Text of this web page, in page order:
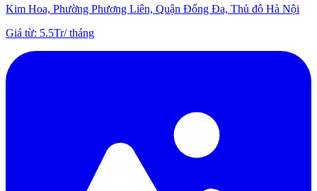
Kim Hoa, Phường Phương Liên, Quận Đống Đa, Thủ đô Hà Nội
Giá từ: 5.5Tr/tháng